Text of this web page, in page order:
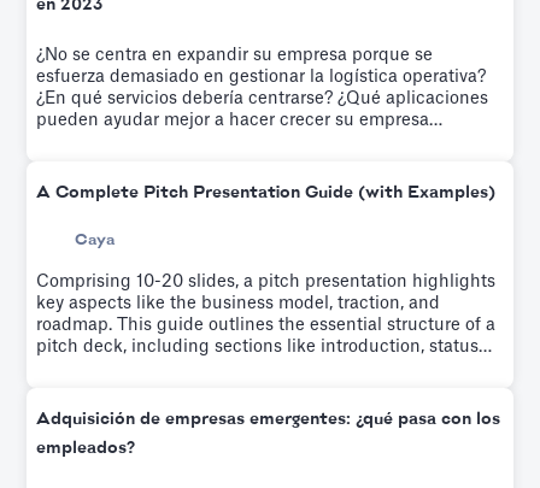
en 2023
¿No se centra en expandir su empresa porque se
esfuerza demasiado en gestionar la logística operativa?
¿En qué servicios debería centrarse? ¿Qué aplicaciones
pueden ayudar mejor a hacer crecer su empresa
A Complete Pitch Presentation Guide (with Examples)
Caya
Comprising 10-20 slides, a pitch presentation highlights
key aspects like the business model, traction, and
roadmap. This guide outlines the essential structure of a
pitch deck, including sections like introduction, status
persuading investors of its profitability, and achieving
this within 4 minutes.
Adquisición de empresas emergentes: ¿qué pasa con los
empleados?